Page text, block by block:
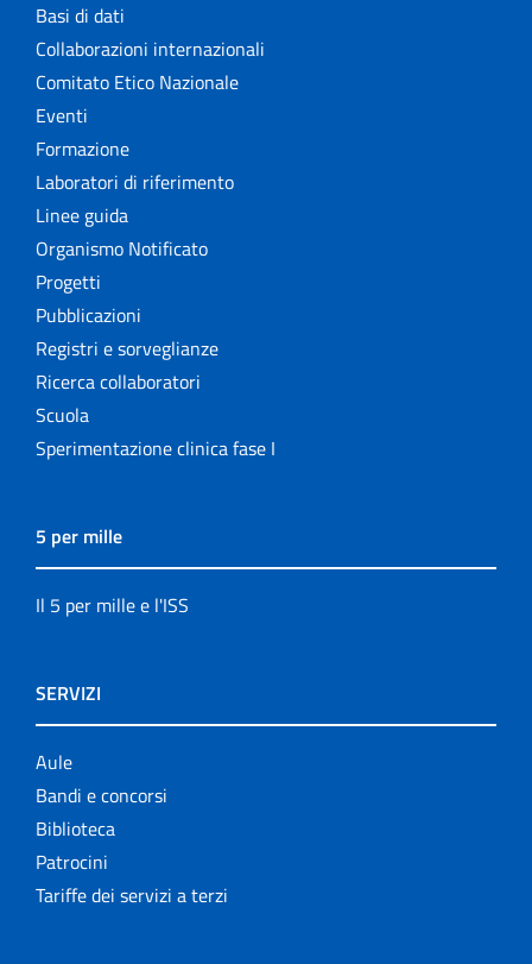
Basi di dati
Collaborazioni internazionali
Comitato Etico Nazionale
Eventi
Formazione
Laboratori di riferimento
Linee guida
Organismo Notificato
Progetti
Pubblicazioni
Registri e sorveglianze
Ricerca collaboratori
Scuola
Sperimentazione clinica fase I
5 per mille
Il 5 per mille e l'ISS
SERVIZI
Aule
Bandi e concorsi
Biblioteca
Patrocini
Tariffe dei servizi a terzi